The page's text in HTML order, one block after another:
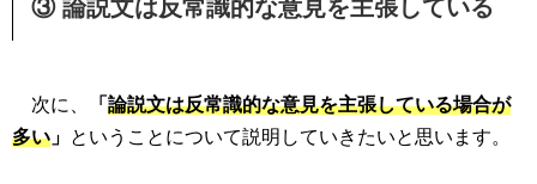
③ 論説文は反常識的な意見を主張している
次に、 「 論説文は反常識的な意見を主張している場合が
多い 」 ということについて説明していきたいと思います。